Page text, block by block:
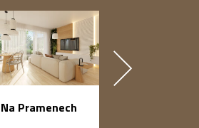
Na Pramenech